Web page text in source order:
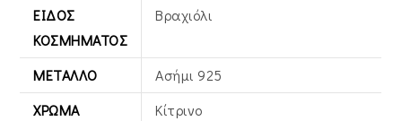
ΕΊΔΟΣ
ΚΟΣΜΉΜΑΤΟΣ
Βραχιόλι
ΜΈΤΑΛΛΟ
Ασήμι 925
ΧΡΏΜΑ
Κίτρινο